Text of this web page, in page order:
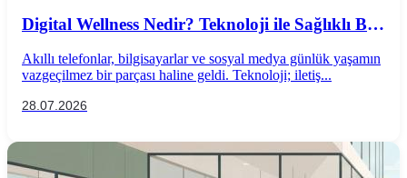
Digital Wellness Nedir? Teknoloji ile Sağlıklı Bir
Akıllı telefonlar, bilgisayarlar ve sosyal medya günlük yaşamın
vazgeçilmez bir parçası haline geldi. Teknoloji; iletiş...
28.07.2026